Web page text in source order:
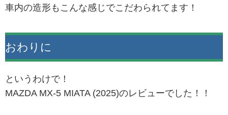
車内の造形もこんな感じでこだわられてます！
おわりに
というわけで！
MAZDA MX-5 MIATA (2025)のレビューでした！！